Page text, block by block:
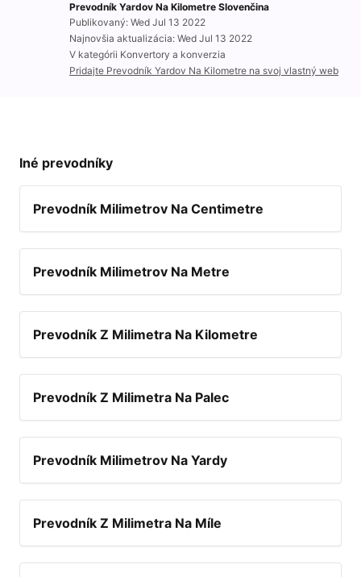
Prevodník Yardov Na Kilometre Slovenčina
Publikovaný: Wed Jul 13 2022
Najnovšia aktualizácia: Wed Jul 13 2022
V kategórii Konvertory a konverzia
Pridajte Prevodník Yardov Na Kilometre na svoj vlastný web
Iné prevodníky
Prevodník Milimetrov Na Centimetre
Prevodník Milimetrov Na Metre
Prevodník Z Milimetra Na Kilometre
Prevodník Z Milimetra Na Palec
Prevodník Milimetrov Na Yardy
Prevodník Z Milimetra Na Míle